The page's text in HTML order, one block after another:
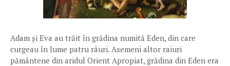
Adam și Eva au trăit în grădina numită Eden, din care
curgeau în lume patru râuri. Asemeni altor raiuri
pământene din aridul Orient Apropiat, grădina din Eden era